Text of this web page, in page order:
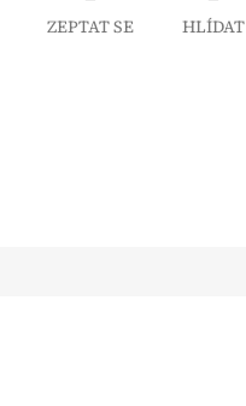
ZEPTAT SE HLÍDAT